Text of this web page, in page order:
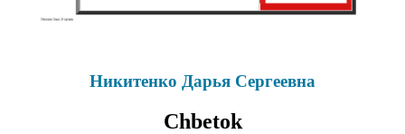
Никитенко Дарья Сергеевна
Chbe­tok